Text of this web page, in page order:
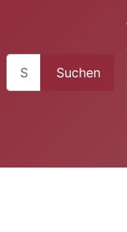
Suchen